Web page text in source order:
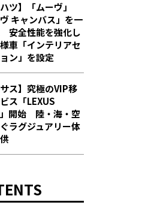
ハツ】「ムーヴ」
ヴ キャンバス」を一
安全性能を強化し
車「インテリアセ
ン」を設定
サス】究極のVIP移
ス「LEXUS
開始 陸・海・空
ラグジュアリー体